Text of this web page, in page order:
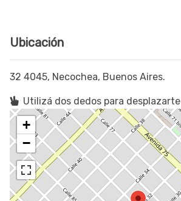
Ubicación
32 4045, Necochea, Buenos Aires.
Utilizá dos dedos para desplazarte
+
−